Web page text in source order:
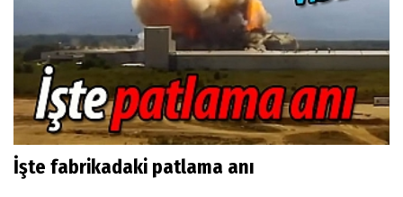
İşte fabrikadaki patlama anı